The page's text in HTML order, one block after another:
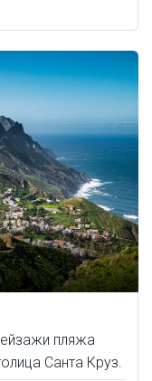
пляжа
Санта Круз.